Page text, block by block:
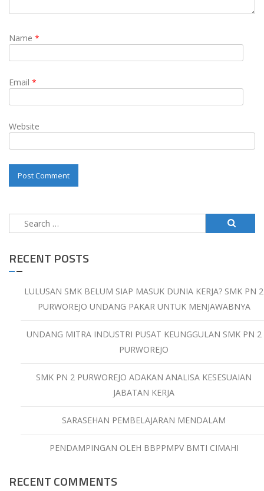
Name *
Email *
Website
Search
for:
RECENT POSTS
LULUSAN SMK BELUM SIAP MASUK DUNIA KERJA? SMK PN 2
PURWOREJO UNDANG PAKAR UNTUK MENJAWABNYA
UNDANG MITRA INDUSTRI PUSAT KEUNGGULAN SMK PN 2
PURWOREJO
SMK PN 2 PURWOREJO ADAKAN ANALISA KESESUAIAN
JABATAN KERJA
SARASEHAN PEMBELAJARAN MENDALAM
PENDAMPINGAN OLEH BBPPMPV BMTI CIMAHI
RECENT COMMENTS